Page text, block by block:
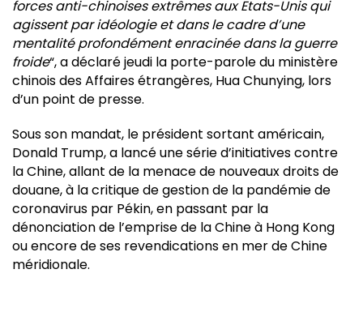
forces anti-chinoises extrêmes aux Etats-Unis qui
agissent par idéologie et dans le cadre d’une
mentalité profondément enracinée dans la guerre
froide“, a déclaré jeudi la porte-parole du ministère
chinois des Affaires étrangères, Hua Chunying, lors
d’un point de presse.
Sous son mandat, le président sortant américain,
Donald Trump, a lancé une série d’initiatives contre
la Chine, allant de la menace de nouveaux droits de
douane, à la critique de gestion de la pandémie de
coronavirus par Pékin, en passant par la
dénonciation de l’emprise de la Chine à Hong Kong
ou encore de ses revendications en mer de Chine
méridionale.